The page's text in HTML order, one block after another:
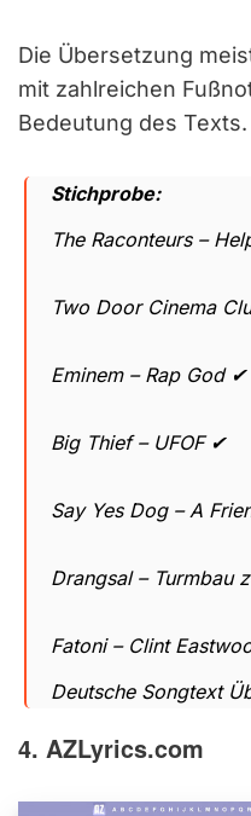
Die Übersetzung
mit zahlreichen
Bedeutung des Texts.
Stichprobe:
The Raconteurs –
Two Door Cinema
Eminem – Rap God ✔
Big Thief – UFOF ✔
Say Yes Dog – A
Drangsal – Turmbau
Fatoni – Clint
Deutsche Songtext
4. AZLyrics.com